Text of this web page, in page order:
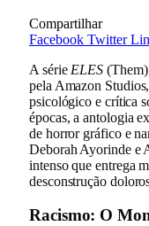
Compartilhar
Facebook Twitter
A série ELES
pela Amazon
psicológico e crítica
épocas, a antologia
de horror gráfico e
Deborah Ayorinde e
intenso que entrega
desconstrução
Racismo: O